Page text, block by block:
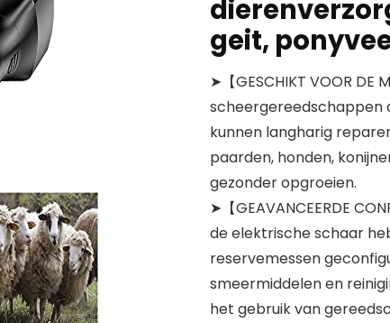
geit,
➤【GESCHIKT VOOR DE
scheergereedschappen
kunnen langharig
paarden, honden,
gezonder opgroeien.
➤【GEAVANCEERDE
de elektrische schaar
reservemessen
smeermiddelen en
het gebruik van